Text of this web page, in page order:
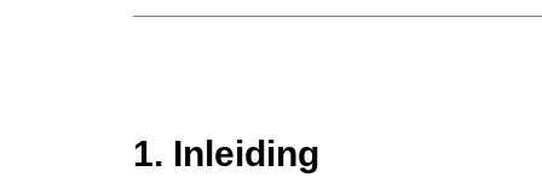
1. Inleiding